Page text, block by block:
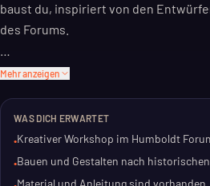
baust du, inspiriert von den
des Forums.
Du kannst deiner Fantasie freien Lauf
Ein Angebot für alle, die gerne selbst
und Anleitung gibt es vor Ort.
Mehr anzeigen
WAS DICH ERWARTET
•Kreativer Workshop im Humboldt
•Bauen und Gestalten nach
Material und Anleitung sind vorhanden